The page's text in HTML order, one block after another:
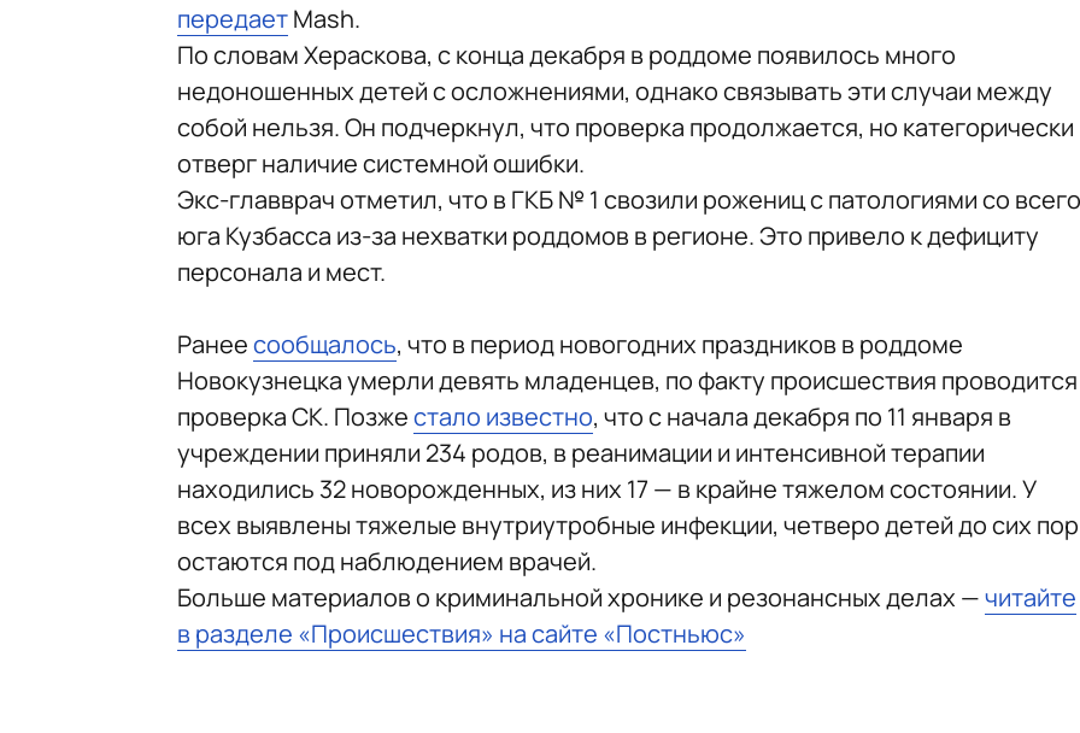
передаетMash.
По словам Хераскова, с конца декабря в роддоме появилось много
недоношенных детей с осложнениями, однако связывать эти случаи между
собой нельзя. Он подчеркнул, что проверка продолжается, но категорически
отверг наличие системной ошибки.
Экс-главврач отметил, что в ГКБ № 1 свозили рожениц с патологиями со всего
юга Кузбасса из-за нехватки роддомов в регионе. Это привело к дефициту
персонала и мест.
Ранеесообщалось, что в период новогодних праздников в роддоме
Новокузнецка умерли девять младенцев, по факту происшествия проводится
проверка СК. Позжестало известно, что с начала декабря по 11 января в
учреждении приняли 234 родов, в реанимации и интенсивной терапии
находились 32 новорожденных, из них 17 — в крайне тяжелом состоянии. У
всех выявлены тяжелые внутриутробные инфекции, четверо детей до сих пор
остаются под наблюдением врачей.
Больше материалов о криминальной хронике и резонансных делах —читайте
в разделе «Происшествия» на сайте «Постньюс»